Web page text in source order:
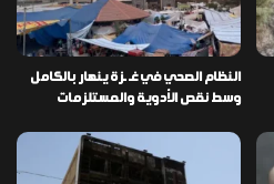
النظام الصحي في غـ ـزة ينهار بالكامل
وسط نقص الأدوية والمستلزمات